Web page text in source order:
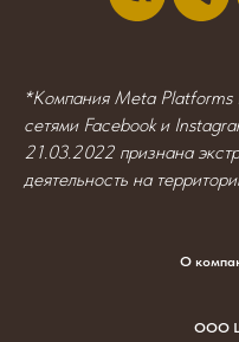
*Компания Meta
сетями Facebook и
21.03.2022 признана
деятельность на
О
ООО